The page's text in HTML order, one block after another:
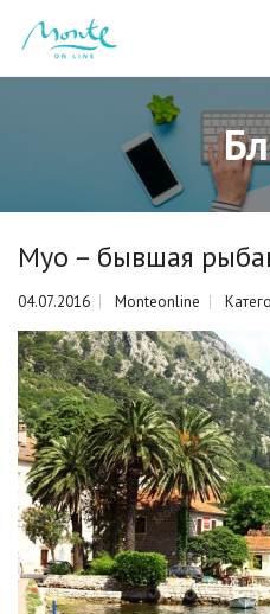
Муо – бывшая
04.07.2016 Monteonline